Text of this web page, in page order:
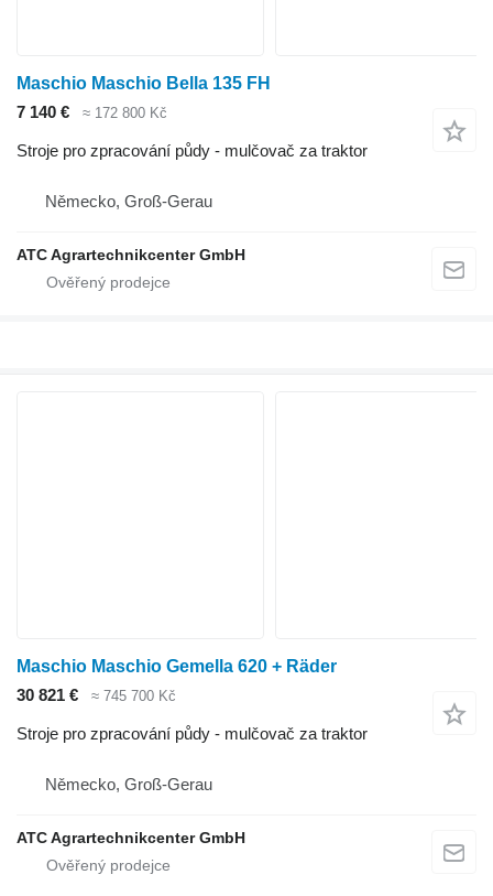
Maschio Maschio Bella 135 FH
7 140 €
≈ 172 800 Kč
Stroje pro zpracování půdy - mulčovač za traktor
Německo, Groß-Gerau
ATC Agrartechnikcenter GmbH
Maschio Maschio Gemella 620 + Räder
30 821 €
≈ 745 700 Kč
Stroje pro zpracování půdy - mulčovač za traktor
Německo, Groß-Gerau
ATC Agrartechnikcenter GmbH